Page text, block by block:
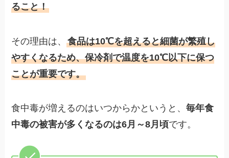
ること！
その理由は、食品は10℃を超えると細菌が繁殖し
やすくなるため、保冷剤で温度を10℃以下に保つ
ことが重要です。
食中毒が増えるのはいつからかというと、毎年食
中毒の被害が多くなるのは6月～8月頃です。